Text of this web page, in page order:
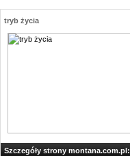
tryb życia
Szczegóły strony montana.com.pl: